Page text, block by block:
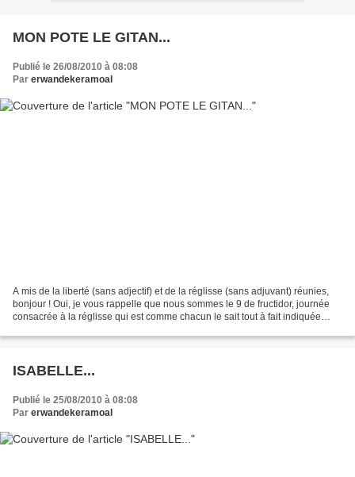
MON POTE LE GITAN...
Publié le 26/08/2010 à 08:08
Par erwandekeramoal
A mis de la liberté (sans adjectif) et de la réglisse (sans adjuvant) réunies,
bonjour ! Oui, je vous rappelle que nous sommes le 9 de fructidor, journée
consacrée à la réglisse qui est comme chacun le sait tout à fait indiquée
ISABELLE...
Publié le 25/08/2010 à 08:08
Par erwandekeramoal